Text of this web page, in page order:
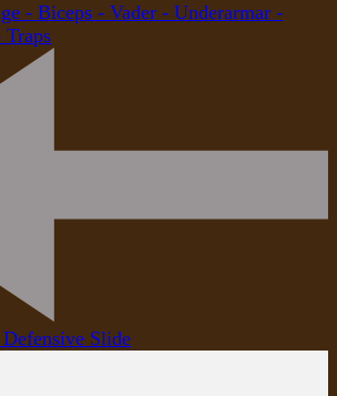
- Biceps - Vader - Underarmar -
Defensive Slide